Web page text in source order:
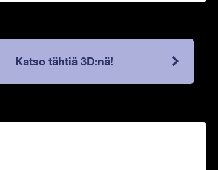
Katso tähtiä 3D:nä!